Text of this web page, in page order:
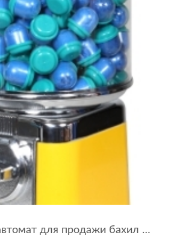
Механический автомат для продажи бахил BEAVER RB-16